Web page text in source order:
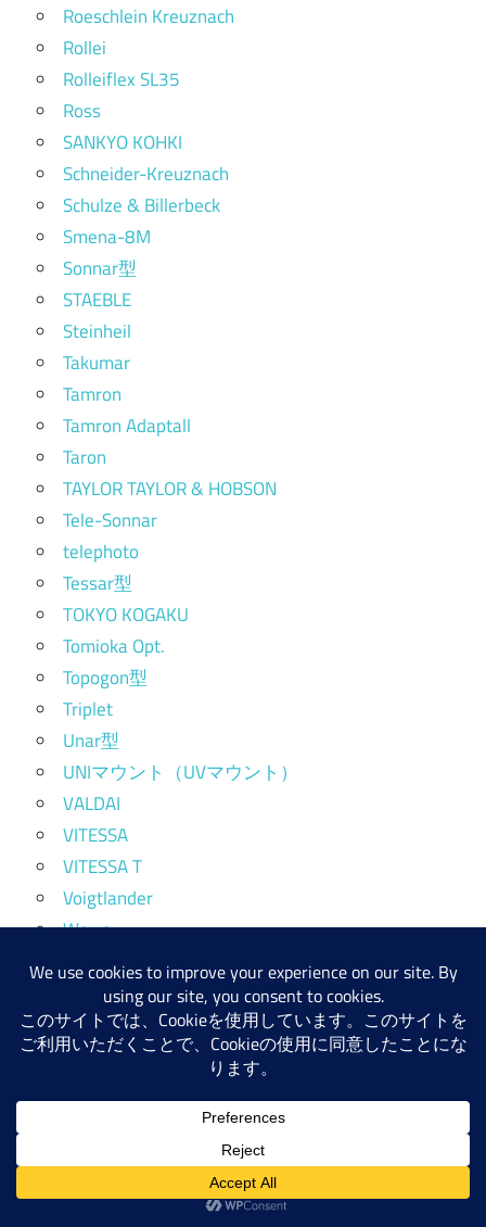
Roeschlein Kreuznach
Rollei
Rolleiflex SL35
Ross
SANKYO KOHKI
Schneider-Kreuznach
Schulze & Billerbeck
Smena-8M
Sonnar型
STAEBLE
Steinheil
Takumar
Tamron
Tamron Adaptall
Taron
TAYLOR TAYLOR & HOBSON
Tele-Sonnar
telephoto
Tessar型
TOKYO KOGAKU
Tomioka Opt.
Topogon型
Triplet
Unar型
UNIマウント（UVマウント）
VALDAI
VITESSA
VITESSA T
Voigtlander
Werra
Werraマウント
Xenotar
Xenotar分離テレ型
Zavod Arsenal
コンバージョンレンズ